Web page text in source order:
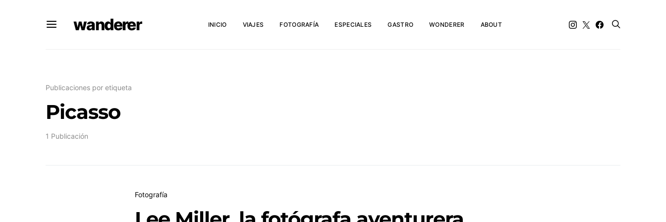
wanderer INICIO VIAJES FOTOGRAFÍA ESPECIALES GASTRO WONDERER ABOUT
Publicaciones por etiqueta
Picasso
1 Publicación
Fotografía